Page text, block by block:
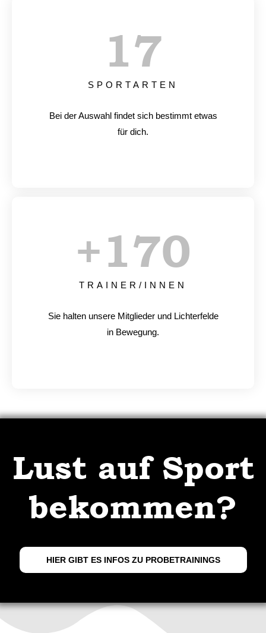
SPORTARTEN
17
Bei der Auswahl findet sich bestimmt etwas
für dich.
TRAINER/INNEN
+170
Sie halten unsere Mitglieder und Lichterfelde
in Bewegung.
Lust auf Sport
bekommen?
HIER GIBT ES INFOS ZU PROBETRAININGS